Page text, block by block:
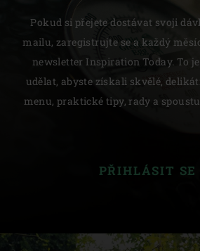
Pokud si přejete dostávat svoji
mailu, zaregistrujte se a každý
newsletter Inspiration Today. To
udělat, abyste získali skvělé,
menu, praktické tipy, rady a
PŘIHLÁSIT SE